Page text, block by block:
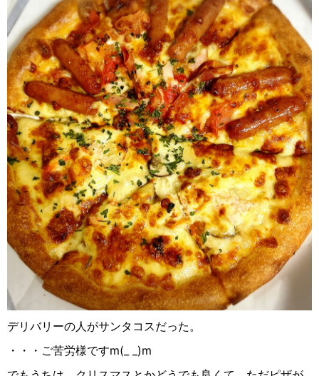
デリバリーの人がサンタコスだった。
・・・ご苦労様ですm(_ _)m